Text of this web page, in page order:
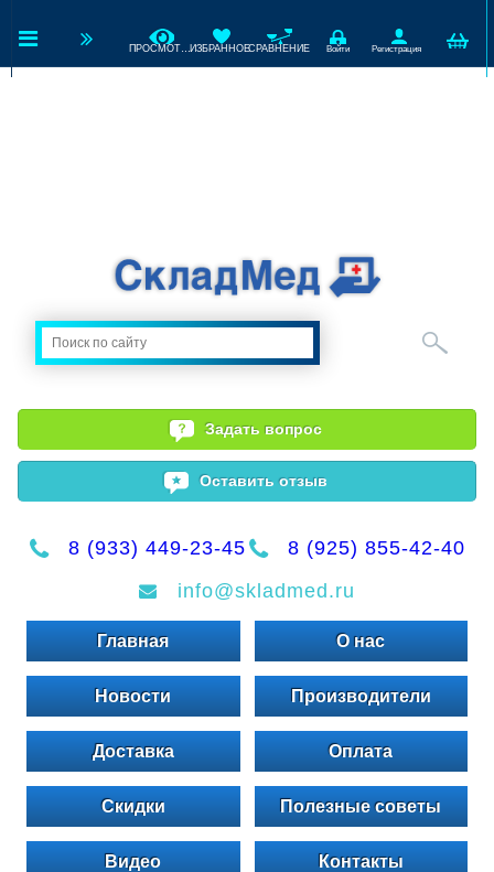
ПРОСМОТРЕННЫЕ ИЗБРАННОЕСРАВНЕНИЕ Войти Регистрация
Задать вопрос
Оставить отзыв
8 (933) 449-23-45
8 (925) 855-42-40
info@skladmed.ru
Главная О нас
Новости Производители
Доставка Оплата
Скидки Полезные советы
Видео Контакты